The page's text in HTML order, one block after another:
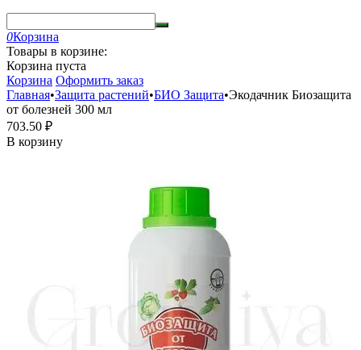
0Корзина
Товары в корзине:
Корзина пуста
Корзина Оформить заказ
Главная•Защита растений•БИО Защита•Экодачник Биозащита
от болезней 300 мл
703.50 ₽
В корзину